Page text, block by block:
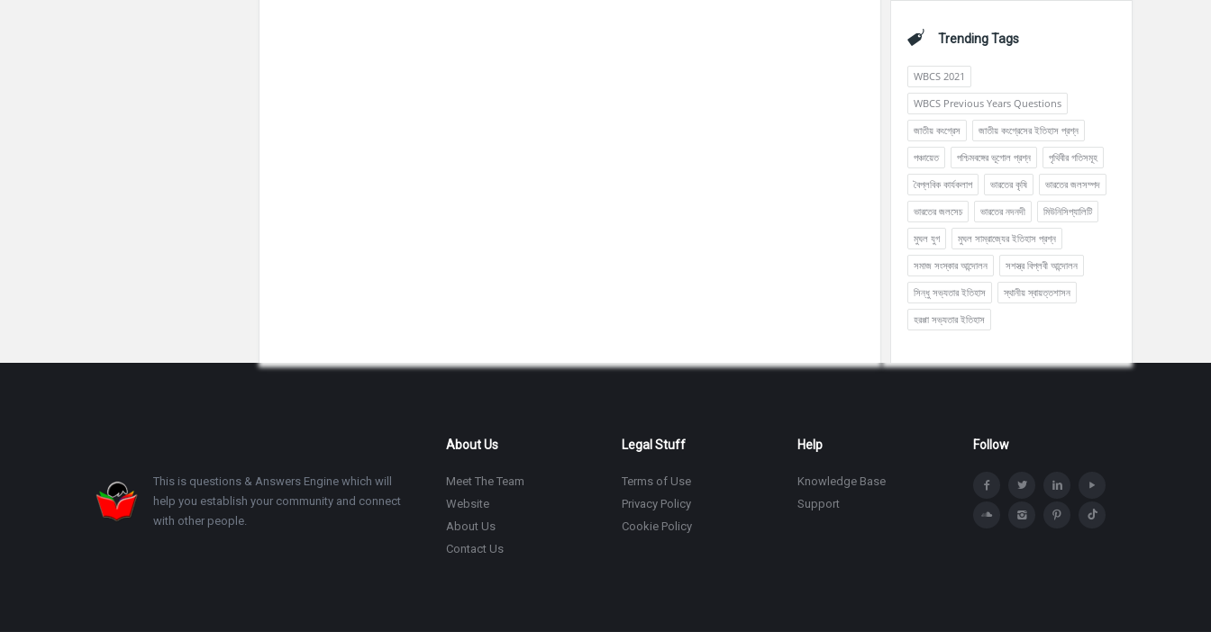
Trending Tags
WBCS 2021
WBCS Previous Years Questions
জাতীয় কংগ্রেস
জাতীয় কংগ্রেসের ইতিহাস প্রশ্ন
পঞ্চায়েত
পশ্চিমবঙ্গের ভূগোল প্রশ্ন
পৃথিবীর গতিসমূহ
বৈপ্লবিক কার্যকলাপ
ভারতের কৃষি
ভারতের জলসম্পদ
ভারতের জলসেচ
ভারতের নদনদী
মিউনিসিপ্যালিটি
মুঘল যুগ
মুঘল সাম্রাজ্যের ইতিহাস প্রশ্ন
সমাজ সংস্কার আন্দোলন
সশস্ত্র বিপ্লবী আন্দোলন
সিন্ধু সভ্যতার ইতিহাস
স্থানীয় স্বায়ত্তশাসন
হরপ্পা সভ্যতার ইতিহাস
This is questions & Answers Engine which will
help you establish your community and connect
with other people.
About Us
Meet The Team
Website
About Us
Contact Us
Legal Stuff
Terms of Use
Privacy Policy
Cookie Policy
Help
Knowledge Base
Support
Follow